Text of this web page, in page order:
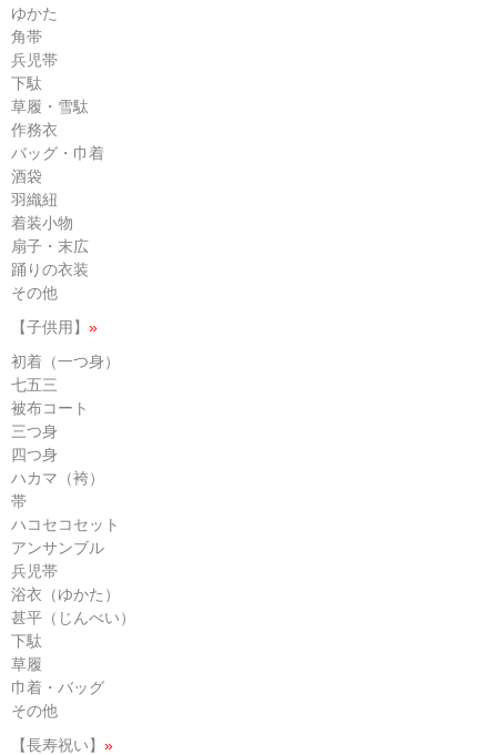
ゆかた
角帯
兵児帯
下駄
草履・雪駄
作務衣
バッグ・巾着
酒袋
羽織紐
着装小物
扇子・末広
踊りの衣装
その他
【子供用】 »
初着（一つ身）
七五三
被布コート
三つ身
四つ身
ハカマ（袴）
帯
ハコセコセット
アンサンブル
兵児帯
浴衣（ゆかた）
甚平（じんべい）
下駄
草履
巾着・バッグ
その他
【長寿祝い】 »